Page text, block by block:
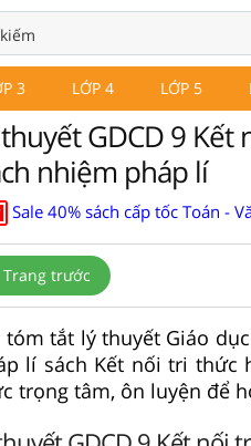
3 LỚP 4 LỚP 5
GDCD 9
nhiệm pháp lí
Sale 40% sách cấp tốc Toán -
Trang trước
tóm tắt lý thuyết Giáo
lí sách Kết nối tri thức
trọng tâm, ôn luyện để